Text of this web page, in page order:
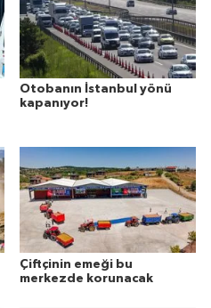
Otobanın İstanbul yönü
kapanıyor!
Çiftçinin emeği bu
merkezde korunacak